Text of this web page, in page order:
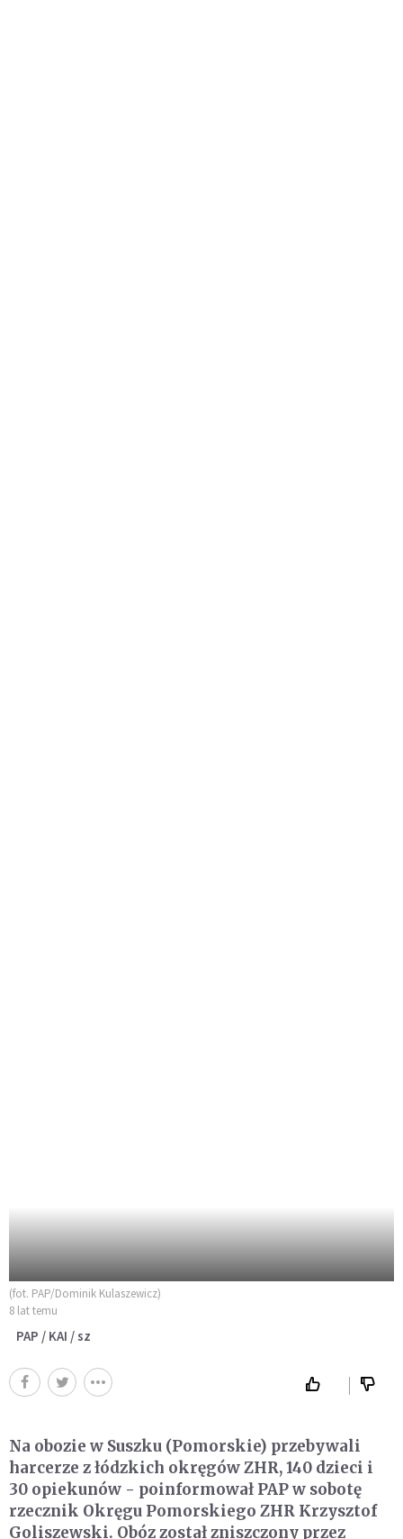
(fot. PAP/Dominik Kulaszewicz)
8 lat temu
PAP / KAI / sz
Na obozie w Suszku (Pomorskie) przebywali
harcerze z łódzkich okręgów ZHR, 140 dzieci i
30 opiekunów - poinformował PAP w sobotę
rzecznik Okręgu Pomorskiego ZHR Krzysztof
Goliszewski. Obóz został zniszczony przez